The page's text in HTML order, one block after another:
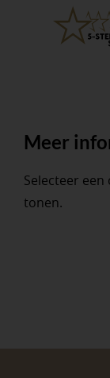
Meer
Selecteer
tonen.